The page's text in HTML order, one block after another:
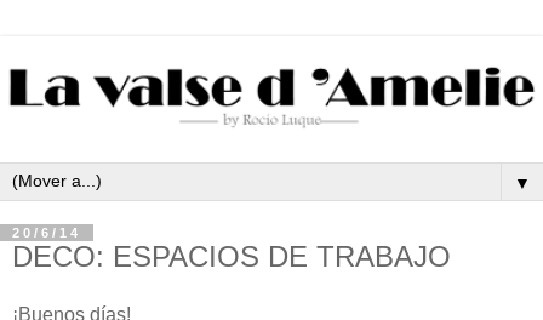
▼
20/6/14
DECO: ESPACIOS DE TRABAJO
¡Buenos días!